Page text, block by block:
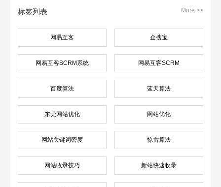
标签列表 More >>
网易互客 企搜宝
网易互客SCRM系统 网易互客SCRM
百度算法 蓝天算法
东莞网站优化 网站优化
网站关键词密度 惊雷算法
网站收录技巧 新站快速收录